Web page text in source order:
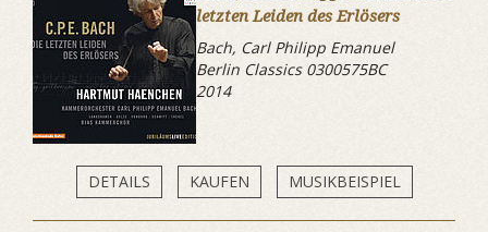
letzten Leiden des Erlösers
Bach, Carl Philipp Emanuel
Berlin Classics 0300575BC
2014
DETAILS KAUFEN MUSIKBEISPIEL